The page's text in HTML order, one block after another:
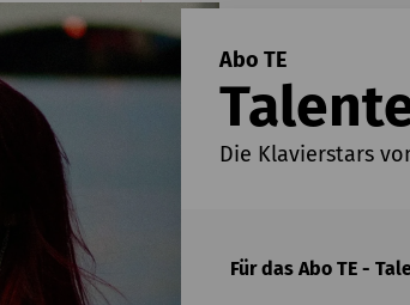
Abo TE
Die Klavierstars
Für das Abo TE -